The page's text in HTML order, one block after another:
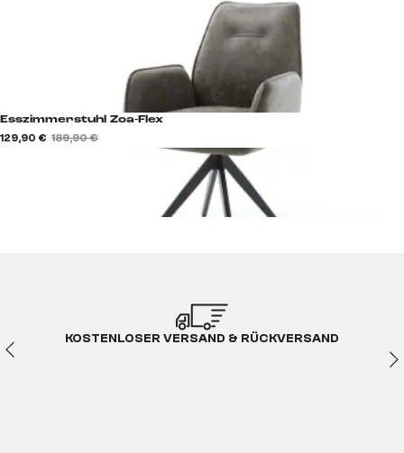
Esszimmerstuhl Zoa-Flex
129,90 € 189,90 €
KOSTENLOSER VERSAND & RÜCKVERSAND